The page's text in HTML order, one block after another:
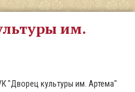
им.
"Дворец культуры им. Артема"